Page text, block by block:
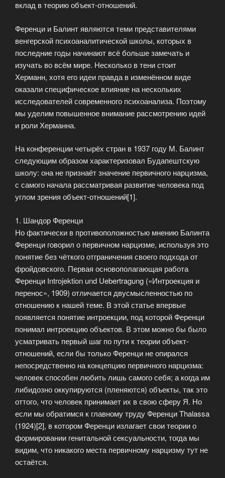
вклад в теорию объект-отношений.
Ференци и Балинт являются теми представителями
венгерской психоаналитической школы, которых в
последние годы начинают всё больше замечать и
изучать во всём мире. Несколько в тени стоит
Херманн, хотя его идеи правда в изменённом виде
оказали специфическое влияние на нескольких
исследователей современного психоанализа. Поэтому
мы уделим повышенное внимание рассмотрению идей
и роли Херманна.
На конференции четырёх стран в 1937 году М. Балинт
следующим образом характеризовал Будапештскую
школу: она не признаёт значение первичного нарцизма,
с самого начала рассматривая развитие человека под
углом зрения объект-отношений[1].
1. Шандор Ференци
Но фактически в противоположностью мнению Балинта
Ференци говорил о первичном нарцизме, используя это
понятие без чёткого отграничения своего подхода от
фройдовского. Первая основополагающая работа
Ференци Introjektion und Uebertragung («Интроекция и
перенос», 1909) отличается двусмысленностью по
отношению к нашей теме. В этой статье впервые
появляется понятие интроекции, под которой Ференци
понимал интроекцию объектов. В этом можно бы было
усматривать первый шаг по пути к теории объект-
отношений, если бы только Ференци не опирался
непосредственно на концепцию первичного нарцизма:
человек способен любить лишь самого себя; а когда им
либидозно оккупируются (пленяются) объекты, так это
оттого, что человек принимает их в свою сферу Я. Но
если мы обратимся к главному труду Ференци Thalassa
(1924)[2], в котором Ференци излагает свои теории о
формировании генитальной сексуальности, тогда мы
видим, что никакого места первичному нарцизму тут не
остаётся.